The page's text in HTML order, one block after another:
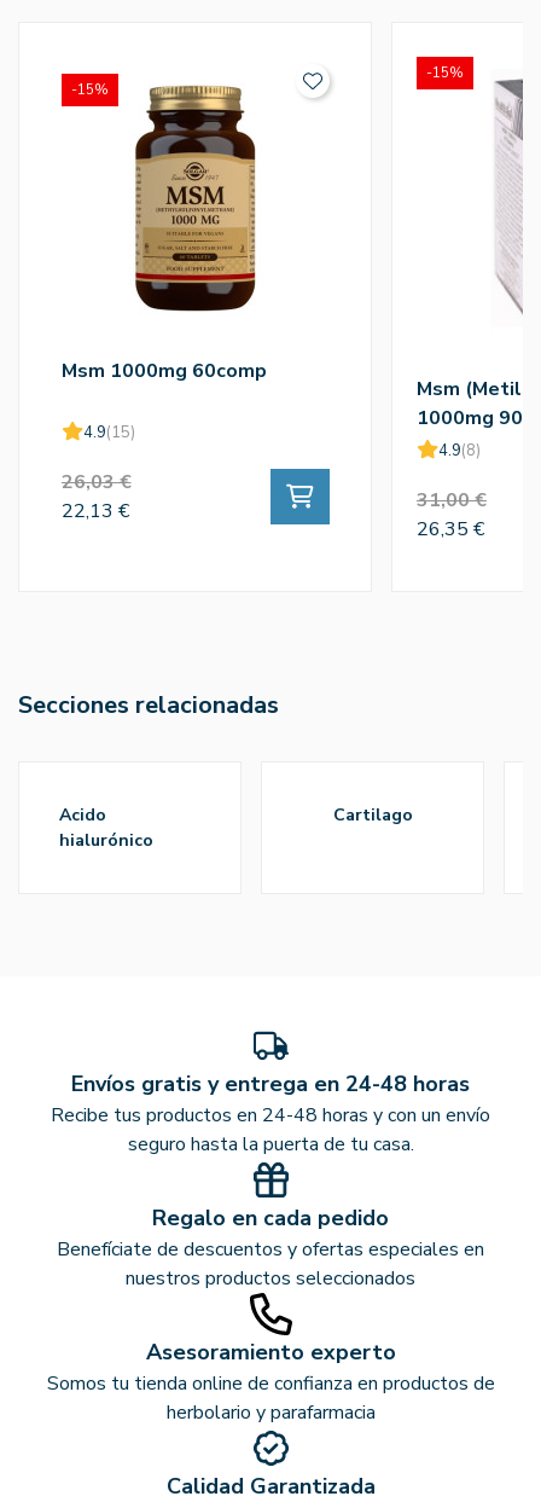
Msm 1000mg 60comp
4.9(15)
26,03 €
22,13 €
-15%
Msm
1000mg
4.9(8)
31,00 €
26,35 €
-15%
Secciones relacionadas
acido
hialurónico
cartilago
Envíos gratis y entrega en 24-48 horas
Recibe tus productos en 24-48 horas y con un envío
seguro hasta la puerta de tu casa.
Regalo en cada pedido
Benefíciate de descuentos y ofertas especiales en
nuestros productos seleccionados
Asesoramiento experto
Somos tu tienda online de confianza en productos de
herbolario y parafarmacia
Calidad Garantizada